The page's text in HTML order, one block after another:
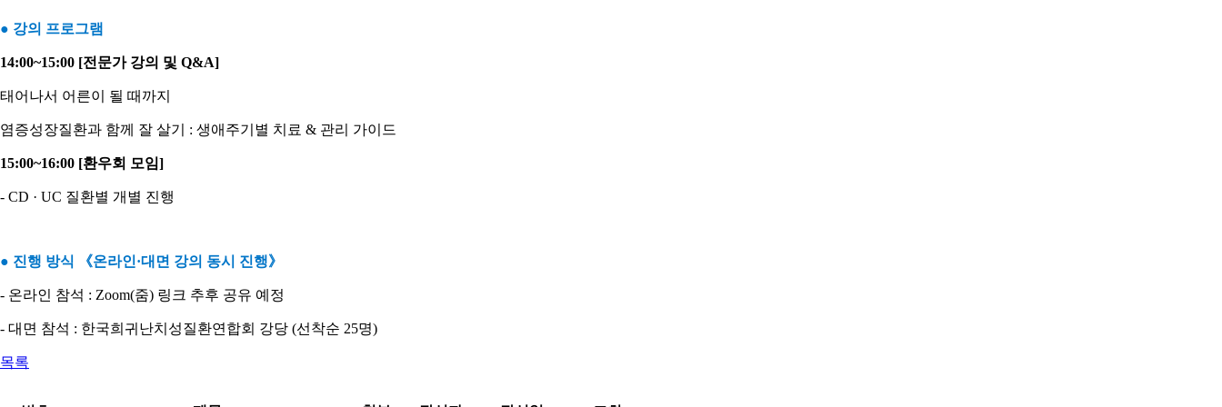
● 강의 프로그램
14:00~15:00 [전문가 강의 및 Q&A]
태어나서 어른이 될 때까지
염증성장질환과 함께 잘 살기 : 생애주기별 치료 & 관리 가이드
15:00~16:00 [환우회 모임]
- CD · UC 질환별 개별 진행
● 진행 방식 《온라인·대면 강의 동시 진행》
- 온라인 참석 : Zoom(줌) 링크 추후 공유 예정
- 대면 참석 : 한국희귀난치성질환연합회 강당 (선착순 25명)
목록